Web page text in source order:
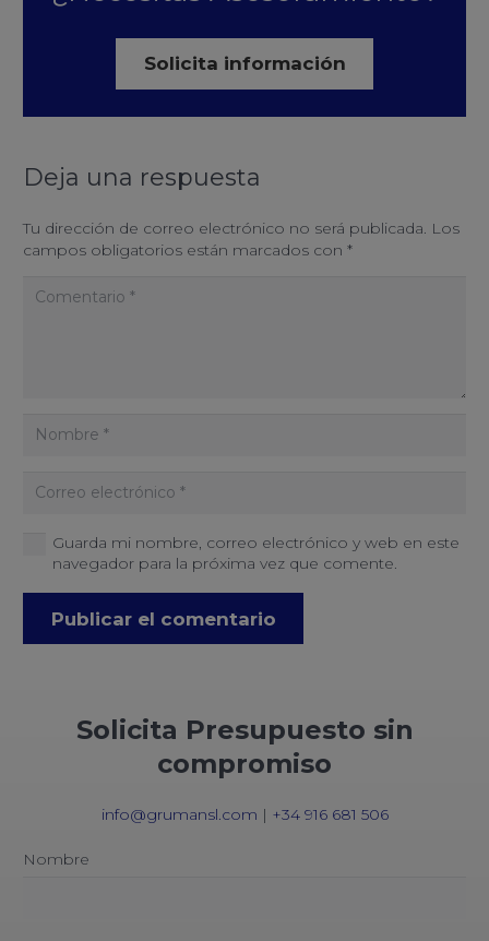
Solicita información
Deja una respuesta
Tu dirección de correo electrónico no será publicada. Los
campos obligatorios están marcados con *
Guarda mi nombre, correo electrónico y web en este
navegador para la próxima vez que comente.
Publicar el comentario
Solicita Presupuesto sin
compromiso
info@grumansl.com | +34 916 681 506
Nombre